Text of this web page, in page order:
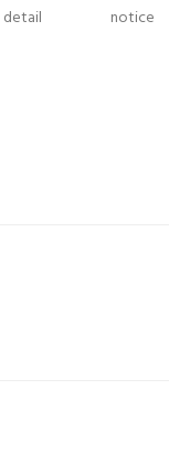
detail notice